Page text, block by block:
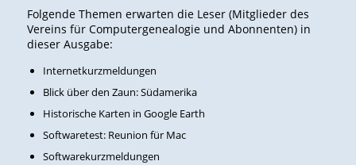
Folgende Themen erwarten die Leser (Mitglieder des
Vereins für Computergenealogie und Abonnenten) in
dieser Ausgabe:
Internetkurzmeldungen
Blick über den Zaun: Südamerika
Historische Karten in Google Earth
Softwaretest: Reunion für Mac
Softwarekurzmeldungen